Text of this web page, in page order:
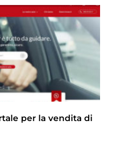
per la vendita di